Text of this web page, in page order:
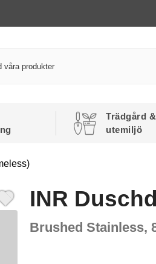
Trädgård &
utemiljö
INR
Brushed Stainless,